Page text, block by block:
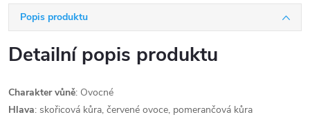
Popis produktu
Detailní popis produktu
Charakter vůně: Ovocné
Hlava: skořicová kůra, červené ovoce, pomerančová kůra